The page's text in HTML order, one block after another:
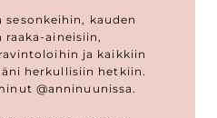
sesonkeihin, kauden
raaka-aineisiin,
ja kaikkiin
herkullisiin hetkiin.
@anninuunissa.